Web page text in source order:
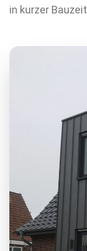
in kurzer